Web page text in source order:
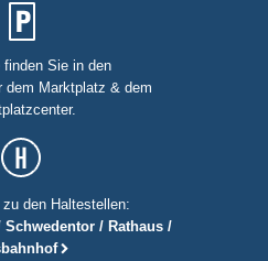
finden Sie in den
dem Marktplatz & dem
den Haltestellen:
Schwedentor / Rathaus /